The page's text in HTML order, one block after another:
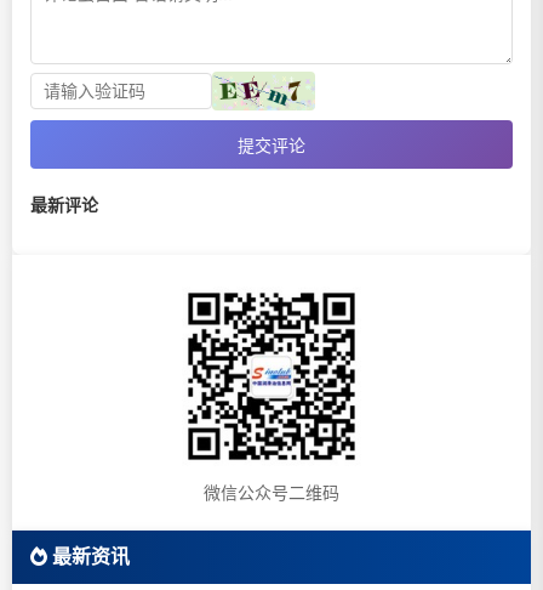
提交评论
最新评论
微信公众号二维码
最新资讯